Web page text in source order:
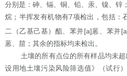
分别是：砷、镉、铜、铅、汞、镍、锌；
烷；半挥发有机物有7项检出，包括：
二（乙基己基）酯、苯并[a]蒽、苯并
蒽、䓛；其余的指标均未检出。
土壤的所有点位的所有样品均未超
设用地土壤污染风险筛选值》（试行）